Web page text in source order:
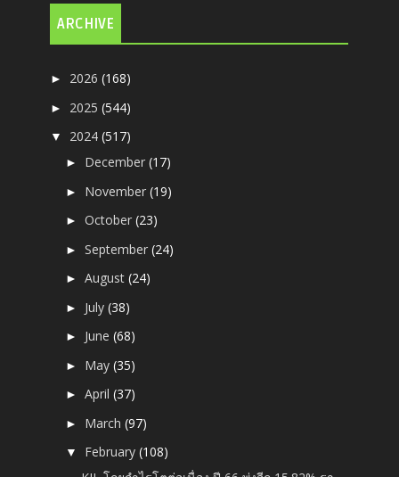
ARCHIVE
► 2026(168)
► 2025(544)
▼ 2024(517)
► December(17)
► November(19)
►October(23)
►September(24)
►August(24)
► July(38)
► June(68)
► May(35)
►April(37)
► March(97)
▼ February(108)